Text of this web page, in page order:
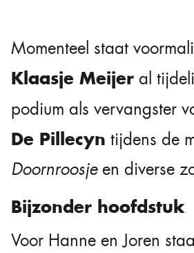
Momenteel staat
Klaasje Meijer al
podium als vervangster
De Pillecyn tijdens de
Doornroosjeen diverse
Bijzonder hoofdstuk
Voor Hanne en Joren